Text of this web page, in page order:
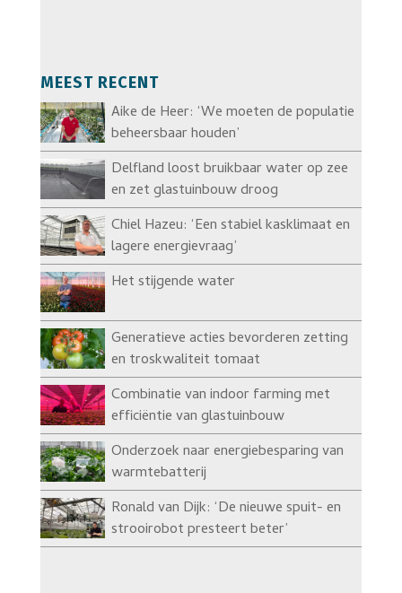
MEEST RECENT
Aike de Heer: ‘We moeten de populatie
beheersbaar houden’
Delfland loost bruikbaar water op zee
en zet glastuinbouw droog
Chiel Hazeu: ‘Een stabiel kasklimaat en
lagere energievraag’
Het stijgende water
Generatieve acties bevorderen zetting
en troskwaliteit tomaat
Combinatie van indoor farming met
efficiëntie van glastuinbouw
Onderzoek naar energiebesparing van
warmtebatterij
Ronald van Dijk: ‘De nieuwe spuit- en
strooirobot presteert beter’